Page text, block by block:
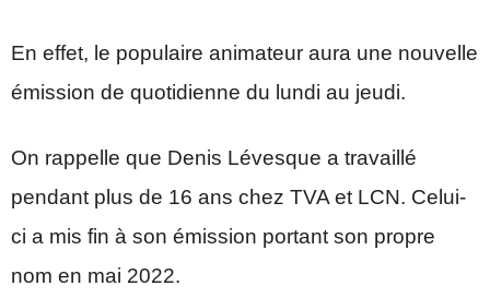
En effet, le populaire animateur aura une nouvelle
émission de quotidienne du lundi au jeudi.
On rappelle que Denis Lévesque a travaillé
pendant plus de 16 ans chez TVA et LCN. Celui-
ci a mis fin à son émission portant son propre
nom en mai 2022.